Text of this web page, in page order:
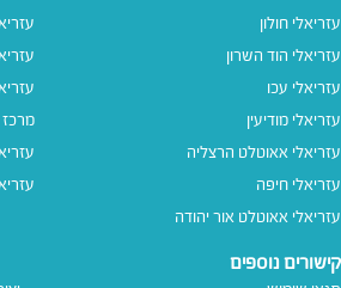
עזריאלי חולון
עזריאלי הוד השרון
עזריאלי עכו
עזריאלי מודיעין
עזריאלי אאוטלט הרצליה
עזריאלי חיפה
עזריאלי אאוטלט אור יהודה
מרכז
קישורים נוספים